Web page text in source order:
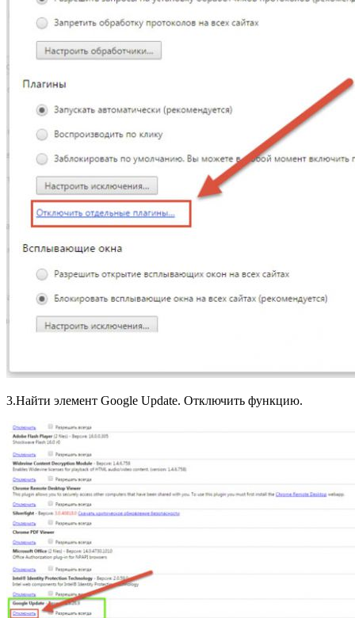
3.Найти элемент Google Update. Отключить функцию.